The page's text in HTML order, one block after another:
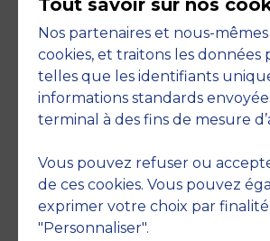
Engagements
Tout savoir sur nos
Nos partenaires et nous-
cookies, et traitons les données
telles que les identifiants
informations standards
terminal à des fins de mesure
Vous pouvez refuser ou
de ces cookies. Vous pouvez
exprimer votre choix par finalité
"Personnaliser".